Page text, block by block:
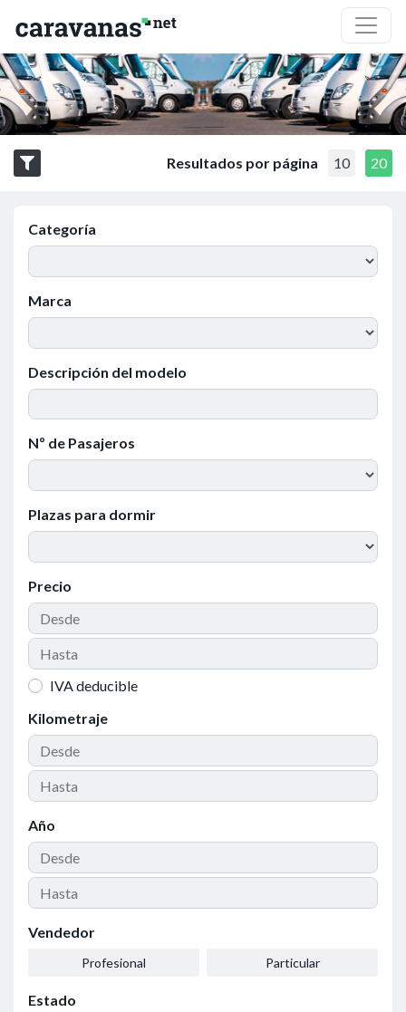
Resultados por página 10 20
Categoría
Marca
Descripción del modelo
Nº de Pasajeros
Plazas para dormir
Precio
IVA deducible
Kilometraje
Año
Vendedor
Profesional Particular
Estado